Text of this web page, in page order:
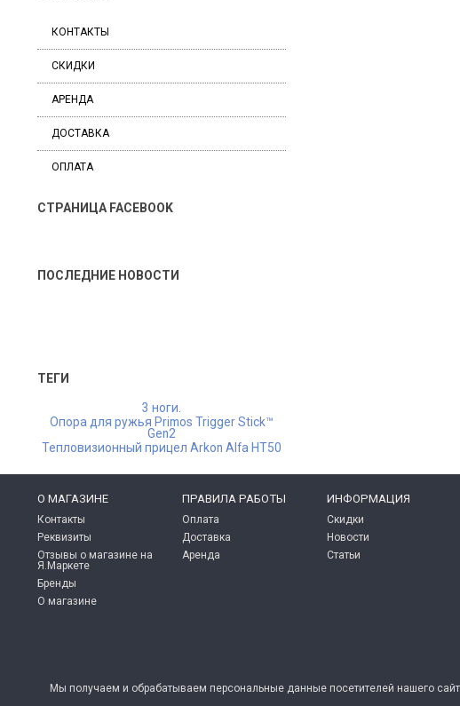
КОНТАКТЫ
СКИДКИ
АРЕНДА
ДОСТАВКА
ОПЛАТА
СТРАНИЦА FACEBOOK
ПОСЛЕДНИЕ НОВОСТИ
ТЕГИ
3 ноги.
Опора для ружья Primos Trigger Stick™
Gen2
Тепловизионный прицел Arkon Alfa HT50
O МАГАЗИНЕ
Контакты
Реквизиты
Отзывы о магазине на
Я.Маркете
Бренды
О магазине
ПРАВИЛА РАБОТЫ
Оплата
Доставка
Аренда
ИНФОРМАЦИЯ
Скидки
Новости
Статьи
Мы получаем и обрабатываем персональные данные посетителей нашего